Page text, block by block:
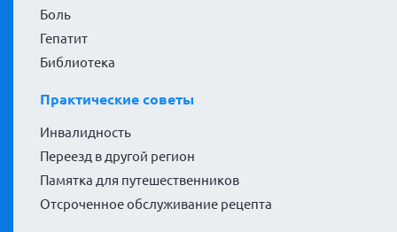
Боль
Гепатит
Библиотека
Практические советы
Инвалидность
Переезд в другой регион
Памятка для путешественников
Отсроченное обслуживание рецепта